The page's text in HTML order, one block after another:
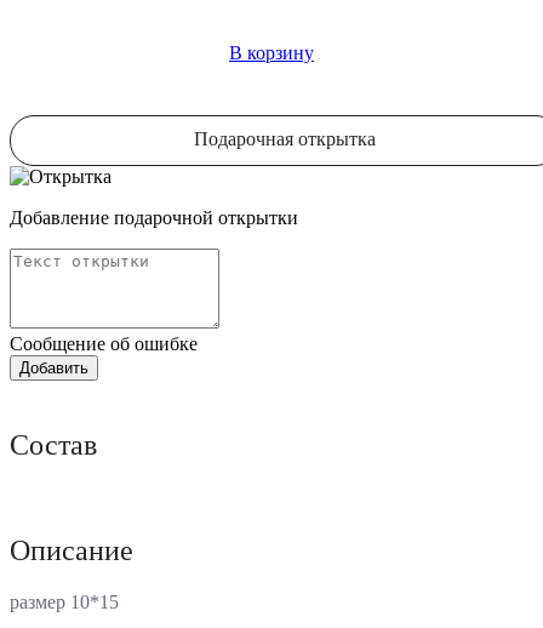
В корзину
Подарочная открытка
Добавление подарочной открытки
Сообщение об ошибке
Состав
Описание
размер 10*15